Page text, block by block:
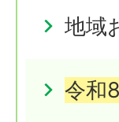
地域
令和